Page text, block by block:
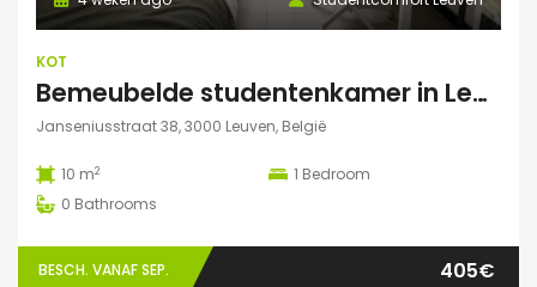
KOT
Bemeubelde studentenkamer in Leuven – Regina Mundi
Janseniusstraat 38, 3000 Leuven, België
10 m2 1 Bedroom
0 Bathrooms
BESCH. VANAF SEP. 405€